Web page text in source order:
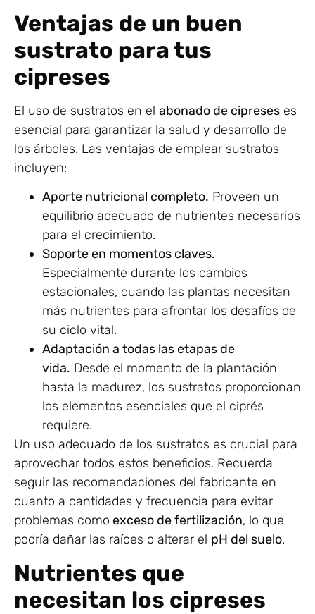
Ventajas de un buen
sustrato para tus
cipreses
El uso de sustratos en el abonado de cipreses es
esencial para garantizar la salud y desarrollo de
los árboles. Las ventajas de emplear sustratos
incluyen:
Aporte nutricional completo. Proveen un
equilibrio adecuado de nutrientes necesarios
para el crecimiento.
Soporte en momentos claves.
Especialmente durante los cambios
estacionales, cuando las plantas necesitan
más nutrientes para afrontar los desafíos de
su ciclo vital.
Adaptación a todas las etapas de
vida. Desde el momento de la plantación
hasta la madurez, los sustratos proporcionan
los elementos esenciales que el ciprés
requiere.
Un uso adecuado de los sustratos es crucial para
aprovechar todos estos beneficios. Recuerda
seguir las recomendaciones del fabricante en
cuanto a cantidades y frecuencia para evitar
problemas como exceso de fertilización, lo que
podría dañar las raíces o alterar el pH del suelo.
Nutrientes que
necesitan los cipreses